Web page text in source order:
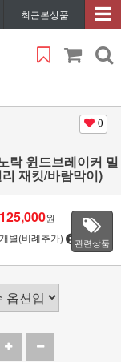
최근본상품
0
락 윈드브레이커 밀
재킷/바람막이)
125,000원
개별(비례추가) 관련상품